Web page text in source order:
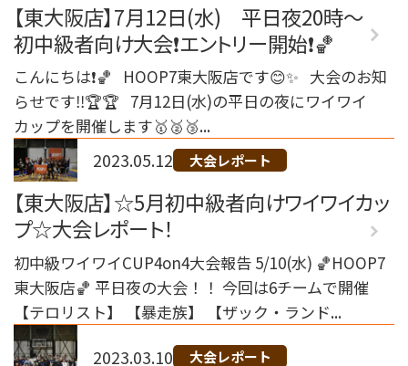
【東大阪店】7月12日(水) 平日夜20時～
初中級者向け大会❗️エントリー開始❗️🏀
こんにちは❗️🏀 HOOP7東大阪店です😊✨ 大会のお知
らせです‼️🏆🏆 7月12日(水)の平日の夜にワイワイ
カップを開催します🥇🥈🥉...
2023.05.12 大会レポート
【東大阪店】☆5月初中級者向けワイワイカッ
プ☆大会レポート！
初中級ワイワイCUP4on4大会報告 5/10(水) 🏀HOOP7
東大阪店🏀 平日夜の大会！！ 今回は6チームで開催
【テロリスト】 【暴走族】 【ザック・ランド...
2023.03.10 大会レポート